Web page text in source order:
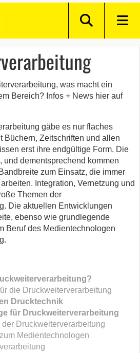
was macht ein
Bereich? Infos + News hier auf
gäbe es nur flaches
Büchern, Zeitschriften und allen
erst ihre endgültige Form. Die
und dementsprechend kommen
zum Einsatz, die immer
Integration, Vernetzung und
Themen der
Die aktuellen Entwicklungen
ebenso wie grundlegende
Beruf des Medientechnologen
die Druckweiterverarbeitung
Drucktechnik
für Druckweiterverarbeitung
Druckweiterverarbeitung
Medientechnologen